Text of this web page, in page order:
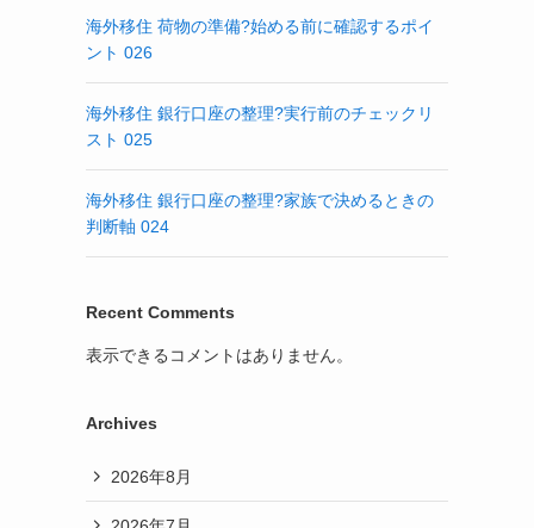
海外移住 荷物の準備?始める前に確認するポイ
ント 026
海外移住 銀行口座の整理?実行前のチェックリ
スト 025
海外移住 銀行口座の整理?家族で決めるときの
判断軸 024
Recent Comments
表示できるコメントはありません。
Archives
2026年8月